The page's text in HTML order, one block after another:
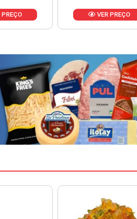
PREÇO VER PREÇO